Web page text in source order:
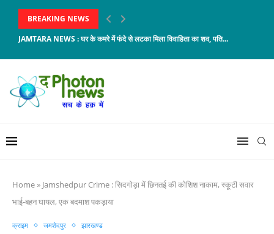
BREAKING NEWS
JAMTARA NEWS : घर के कमरे में फंदे से लटका मिला विवाहिता का शव, पति...
Home» Jamshedpur Crime : सिदगोड़ा में छिनतई की कोशिश नाकाम, स्कूटी सवार
भाई-बहन घायल, एक बदमाश पकड़ाया
क्राइम जमशेदपुर झारखण्ड